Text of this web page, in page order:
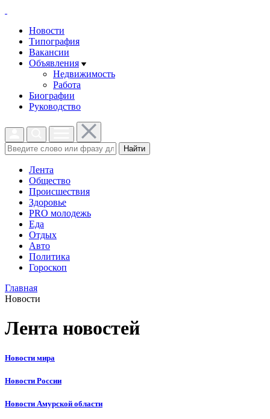
Новости
Типография
Вакансии
Объявления
Недвижимость
Работа
Биографии
Руководство
Найти
Лента
Общество
Происшествия
Здоровье
PRO молодежь
Еда
Отдых
Авто
Политика
Гороскоп
Главная
Новости
Лента новостей
Новости мира
Новости России
Новости Амурской области